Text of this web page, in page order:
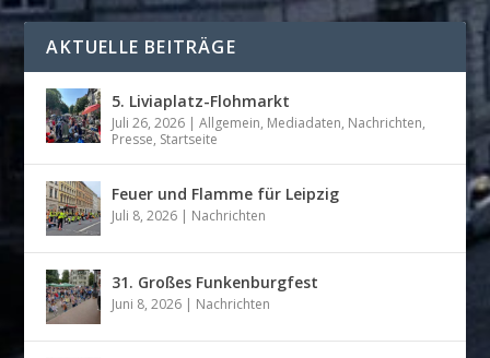
AKTUELLE BEITRÄGE
5. Liviaplatz-Flohmarkt
Juli 26, 2026 |Allgemein, Mediadaten, Nachrichten,
Presse, Startseite
Feuer und Flamme für Leipzig
Juli 8, 2026 | Nachrichten
31. Großes Funkenburgfest
Juni 8, 2026 | Nachrichten